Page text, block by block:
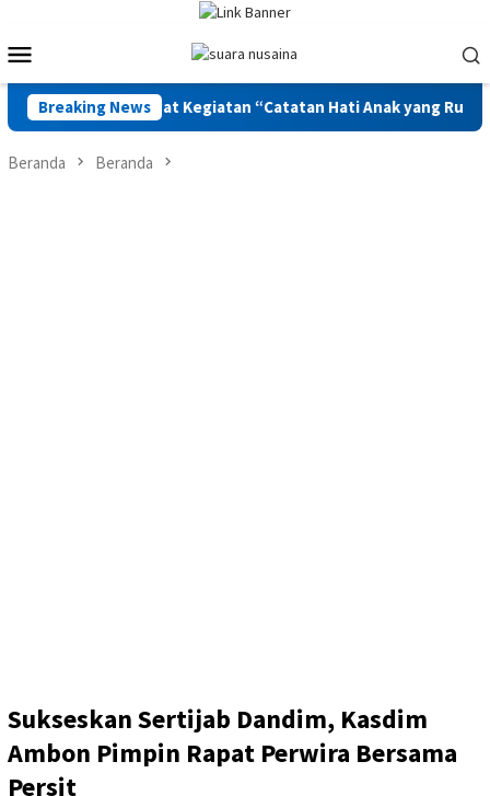
konten
Mobile
Breaking News
Bangkit Lewat Kegiatan “Catatan Hati Anak yang Runtuh”
Beranda Beranda
Sukseskan Sertijab Dandim, Kasdim
Ambon Pimpin Rapat Perwira Bersama
Persit